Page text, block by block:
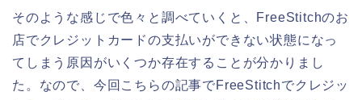
そのような感じで色々と調べていくと、FreeStitchのお
店でクレジットカードの支払いができない状態になっ
てしまう原因がいくつか存在することが分かりまし
た。なので、今回こちらの記事でFreeStitchでクレジッ